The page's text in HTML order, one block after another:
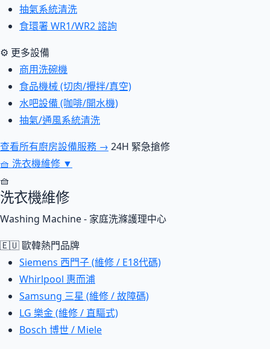
抽氣系統清洗
食環署 WR1/WR2 諮詢
⚙ 更多設備
商用洗碗機
食品機械 (切肉/攪拌/真空)
水吧設備 (咖啡/開水機)
抽氣/通風系統清洗
查看所有廚房設備服務 → 24H 緊急搶修
🧺 洗衣機維修 ▼
🧺
洗衣機維修
Washing Machine - 家庭洗滌護理中心
🇪🇺 歐韓熱門品牌
Siemens 西門子 (維修 / E18代碼)
Whirlpool 惠而浦
Samsung 三星 (維修 / 故障碼)
LG 樂金 (維修 / 直驅式)
Bosch 博世 / Miele